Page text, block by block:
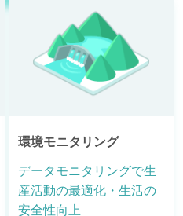
環境モニタリング
データモニタリングで生
産活動の最適化・生活の
安全性向上